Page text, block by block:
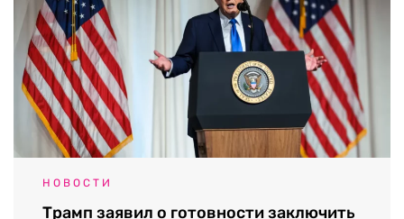
НОВОСТИ
Трамп заявил о готовности заключить